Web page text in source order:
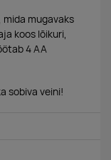
mugavaks
koos lõikuri,
4 AA
sobiva veini!